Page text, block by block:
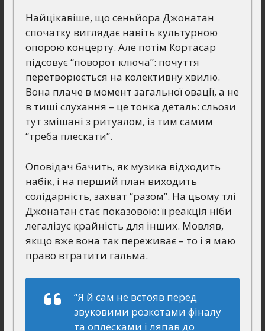
Найцікавіше, що сеньйора Джонатан
спочатку виглядає навіть культурною
опорою концерту. Але потім Кортасар
підсовує “поворот ключа”: почуття
перетворюється на колективну хвилю.
Вона плаче в момент загальної овації, а не
в тиші слухання – це тонка деталь: сльози
тут змішані з ритуалом, із тим самим
“треба плескати”.
Оповідач бачить, як музика відходить
набік, і на перший план виходить
солідарність, захват “разом”. На цьому тлі
Джонатан стає показовою: її реакція ніби
легалізує крайність для інших. Мовляв,
якщо вже вона так переживає – то і я маю
право втратити гальма.
“Я й сам не встояв перед
звуковими розкотами фіналу
та оплесками і ляпав до